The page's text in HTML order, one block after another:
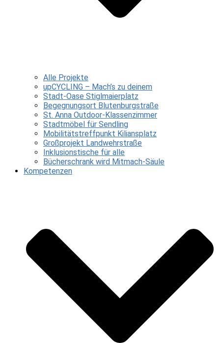
Alle Projekte
upCYCLING – Mach’s zu deinem
Stadt-Oase Stiglmaierplatz
Begegnungsort Blutenburgstraße
St. Anna Outdoor-Klassenzimmer
Stadtmöbel für Sendling
Mobilitätstreffpunkt Kiliansplatz
Großprojekt Landwehrstraße
Inklusionstische für alle
Bücherschrank wird Mitmach-Säule
Kompetenzen